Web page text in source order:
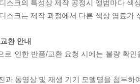
스크의 특성상 제작 공정시 앨범마다 색
스크는 제작 과정에서 다른 색상 염료가
환 안내
로 인한 반품/교환 요청 시에는 불량 확
과 동영상 및 재생 기기 모델명을 첨부하